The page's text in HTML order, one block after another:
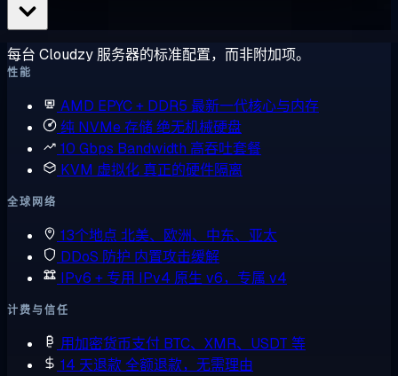
每台 Cloudzy 服务器的标准配置，而非附加项。
性能
AMD EPYC + DDR5 最新一代核心与内存
纯 NVMe 存储绝无机械硬盘
10 Gbps Bandwidth 高吞吐套餐
KVM 虚拟化 真正的硬件隔离
全球网络
13个地点 北美、欧洲、中东、亚太
DDoS 防护 内置攻击缓解
IPv6 + 专用 IPv4 原生 v6，专属 v4
计费与信任
用加密货币支付 BTC、XMR、USDT 等
14 天退款全额退款，无需理由